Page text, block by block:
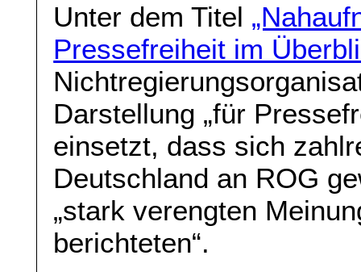
Unter dem Titel
Pressefreiheit im
Darstellung „für
einsetzt, dass sich
Deutschland an ROG
„stark verengten
berichteten“.